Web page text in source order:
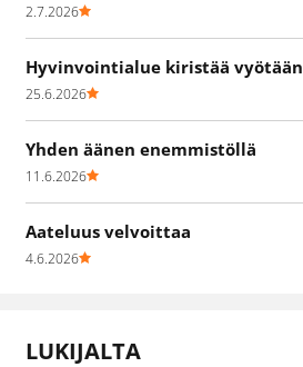
2.7.2026
Hyvinvointialue kiristää vyötään
25.6.2026
Yhden äänen enemmistöllä
11.6.2026
Aateluus velvoittaa
4.6.2026
LUKIJALTA